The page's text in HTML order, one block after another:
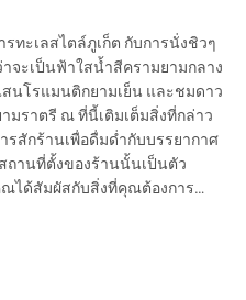
ทะเลสไตล์ภูเก็ต กับการนั่งชิวๆ
จะเป็นฟ้าใสน้ำสีครามยามกลาง
นโรแมนติกยามเย็น และชมดาว
มราตรี ณ ที่นี้เติมเต็มสิ่งที่กล่าว
รสักร้านเพื่อดื่มด่ำกับบรรยากาศ
ถานที่ตั้งของร้านนั้นเป็นตัว
ได้สัมผัสกับสิ่งที่คุณต้องการ…